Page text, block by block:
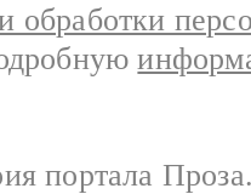
обработки
портала